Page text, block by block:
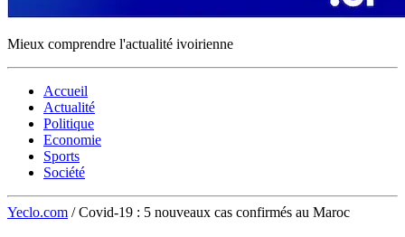
Mieux comprendre l'actualité ivoirienne
Accueil
Actualité
Politique
Economie
Sports
Société
Yeclo.com / Covid-19 : 5 nouveaux cas confirmés au Maroc